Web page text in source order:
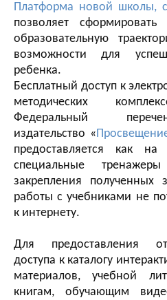
Платформа новой школы,
позволяет сформировать
образовательную
возможности для
ребенка.
Бесплатный доступ к
методических
Федеральный
издательство «
предоставляется как
специальные
закрепления
работы с учебниками не
к интернету.
Для предоставления
доступа к каталогу
материалов, учебной
книгам, обучающим